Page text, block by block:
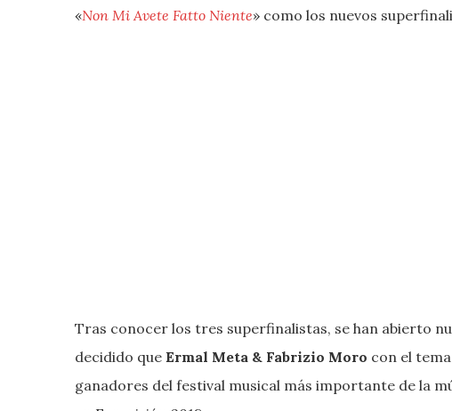
«Non Mi Avete Fatto Niente» como los nuevos
Tras conocer los tres superfinalistas, se han abierto
decidido que Ermal Meta & Fabrizio Moro con el
ganadores del festival musical más importante de la